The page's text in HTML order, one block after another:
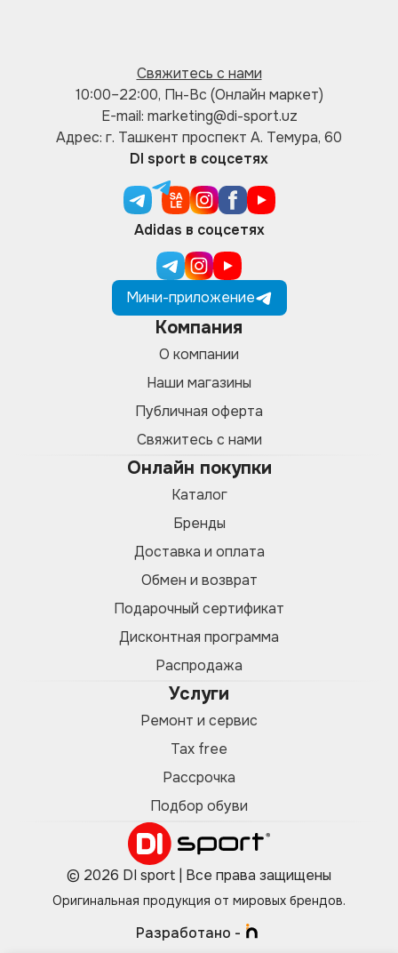
Свяжитесь с нами
10:00–22:00, Пн-Вс (Онлайн маркет)
E-mail: marketing@di-sport.uz
Адрес: г. Ташкент проспект А. Темура, 60
DI sport в соцсетях
Adidas в соцсетях
Мини-приложение
Компания
О компании
Наши магазины
Публичная оферта
Свяжитесь с нами
Онлайн покупки
Каталог
Бренды
Доставка и оплата
Обмен и возврат
Подарочный сертификат
Дисконтная программа
Распродажа
Услуги
Ремонт и сервис
Tax free
Рассрочка
Подбор обуви
© 2026 DI sport | Все права защищены
Оригинальная продукция от мировых брендов.
Разработано -